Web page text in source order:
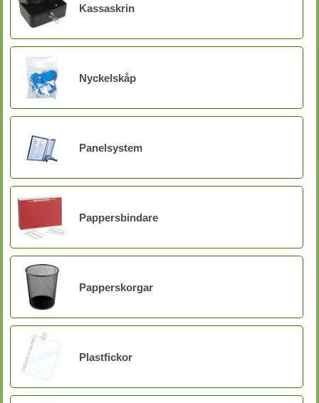
Kassaskrin
Nyckelskåp
Panelsystem
Pappersbindare
Papperskorgar
Plastfickor